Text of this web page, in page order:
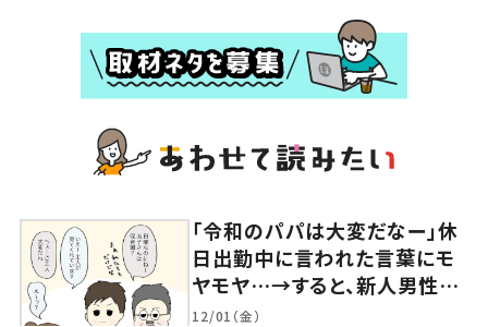
「令和のパパは大変だなー」休
日出勤中に言われた言葉にモ
ヤモヤ…→すると、新人男性社
員の言葉に「素敵」「みんながハ
12/01（金）